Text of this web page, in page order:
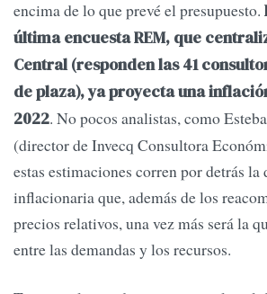
encima de lo que prevé el presupuesto.
última encuesta REM, que
Central (responden las 41
de plaza), ya proyecta una
2022. No pocos analistas, como
(director de Invecq Consultora
estas estimaciones corren por detrás la
inflacionaria que, además de los
precios relativos, una vez más será la
entre las demandas y los recursos.